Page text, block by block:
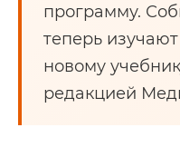
программу.
теперь
новому
редакцией